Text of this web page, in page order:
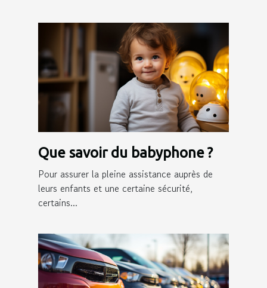
Que savoir du babyphone ?
Pour assurer la pleine assistance auprès de
leurs enfants et une certaine sécurité,
certains...